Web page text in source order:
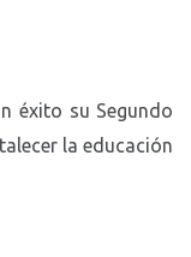
éxito su Segundo
la educación